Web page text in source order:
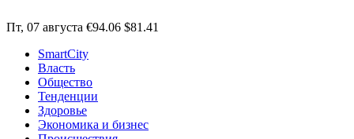
Пт, 07 августа €94.06 $81.41
SmartCity
Власть
Общество
Тенденции
Здоровье
Экономика и бизнес